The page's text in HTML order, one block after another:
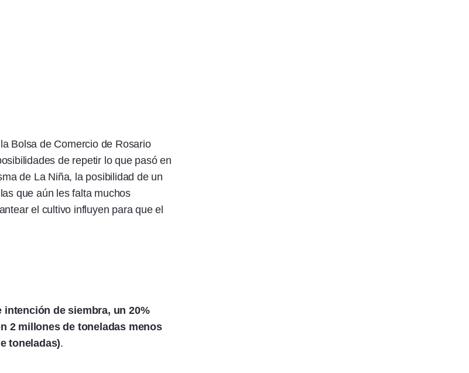
Bolsa de Comercio de Rosario
de repetir lo que pasó en
de La Niña, la posibilidad de un
que aún les falta muchos
el cultivo influyen para que el
intención de siembra, un 20%
2 millones de toneladas menos
toneladas).